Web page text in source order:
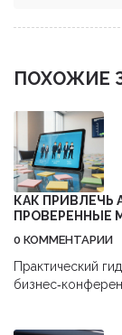
ПОХОЖИЕ
КАК ПРИВЛЕЧЬ
ПРОВЕРЕННЫЕ
0 КОММЕНТАРИИ
Практический